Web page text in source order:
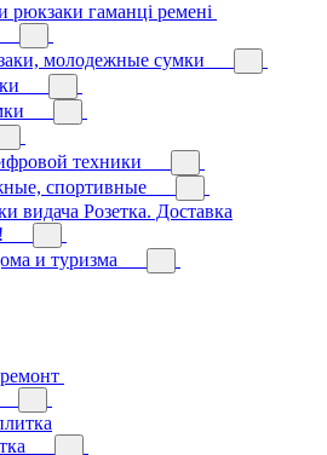
гаманці ремені
молодежные сумки
техники
спортивные
видача Розетка. Доставка
и туризма